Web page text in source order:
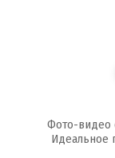
Фото-видео
Идеальное